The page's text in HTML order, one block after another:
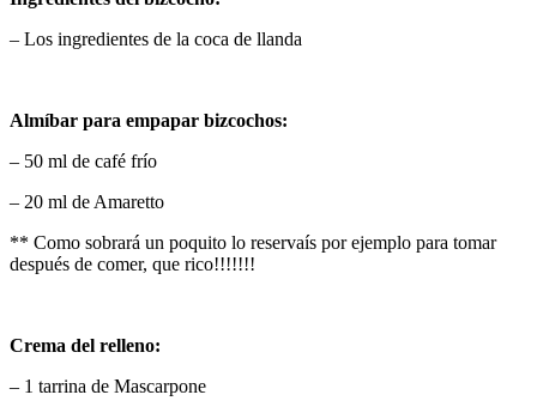
– Los ingredientes de la coca de llanda
Almíbar para empapar bizcochos:
– 50 ml de café frío
– 20 ml de Amaretto
** Como sobrará un poquito lo reservaís por ejemplo para tomar
después de comer, que rico!!!!!!!
Crema del relleno:
– 1 tarrina de Mascarpone